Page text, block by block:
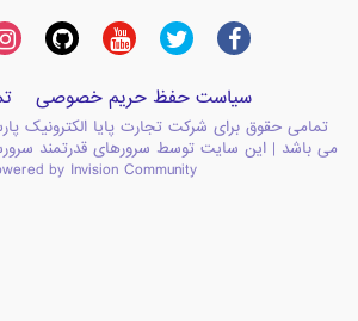
سیاست حفظ حریم خصوصی
تمامی حقوق برای شرکت تجارت پایا الکترونیک
می باشد | این سایت توسط سرورهای قدرتمند
by Invision Community